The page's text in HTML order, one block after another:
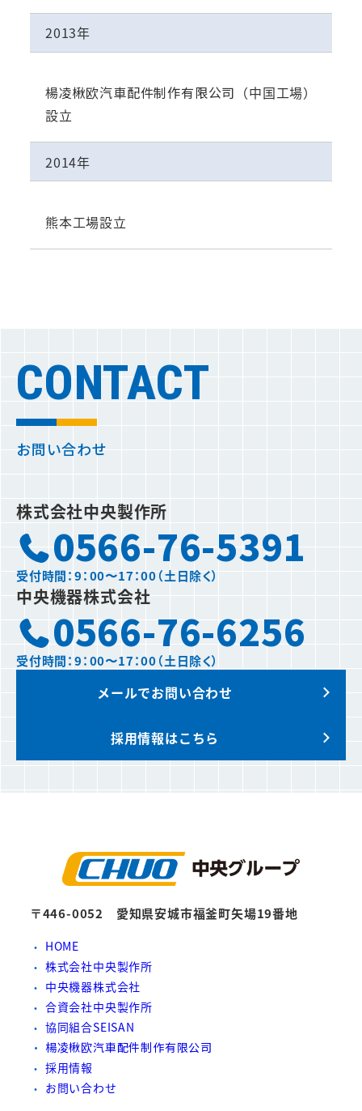
2013年
楊凌楸欧汽車配件制作有限公司 （中国工場）
設立
2014年
熊本工場設立
CONTACT
お問い合わせ
株式会社中央製作所
0566-76-5391
受付時間：9：00〜17：00（土日除く）
中央機器株式会社
0566-76-6256
受付時間：9：00〜17：00（土日除く）
メールでお問い合わせ
採用情報はこちら
〒446-0052 愛知県安城市福釜町矢場19番地
HOME
株式会社中央製作所
中央機器株式会社
合資会社中央製作所
協同組合SEISAN
楊凌楸欧汽車配件制作有限公司
採用情報
お問い合わせ